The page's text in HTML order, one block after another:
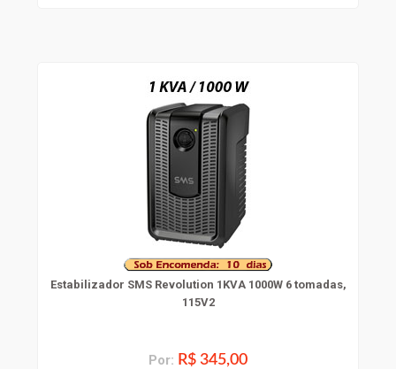
Estabilizador SMS Revolution 1KVA 1000W 6 tomadas,
115V2
Por: R$ 345,00